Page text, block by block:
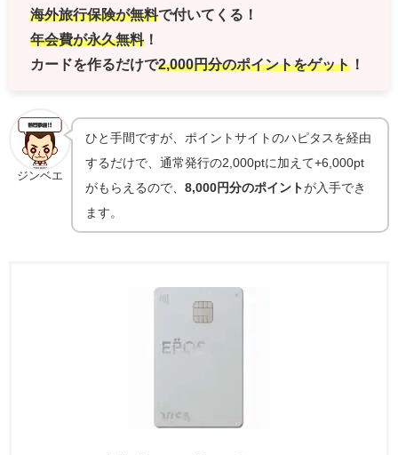
海外旅行保険が無料で付いてくる！
年会費が永久無料！
カードを作るだけで2,000円分のポイントをゲット ！
ジンベエ
ひと手間ですが、ポイントサイトのハピタスを経由
するだけで、通常発行の2,000ptに加えて+6,000pt
がもらえるので、8,000円分のポイントが入手でき
ます。